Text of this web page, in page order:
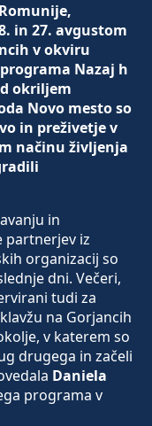
in 27. avgustom
v okviru
Nazaj h
okriljem
Novo mesto so
in preživetje v
načinu življenja
in
partnerjev iz
organizacij so
dni. Večeri,
tudi za
na Gorjancih
v katerem so
drugega in začeli
Daniela
programa v